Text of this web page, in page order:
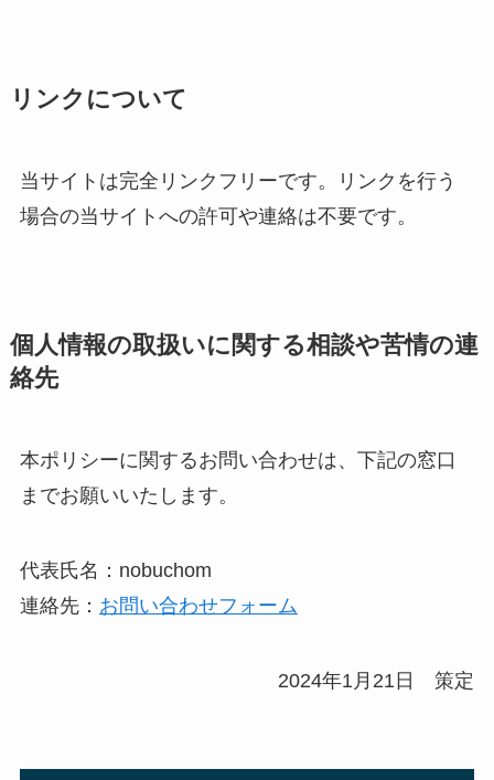
リンクについて
当サイトは完全リンクフリーです。リンクを行う
場合の当サイトへの許可や連絡は不要です。
個人情報の取扱いに関する相談や苦情の連
絡先
本ポリシーに関するお問い合わせは、下記の窓口
までお願いいたします。
代表氏名：nobuchom
連絡先： お問い合わせフォーム
2024年1月21日 策定